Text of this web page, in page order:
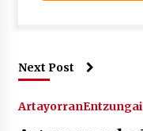
Next Post
Artayorran